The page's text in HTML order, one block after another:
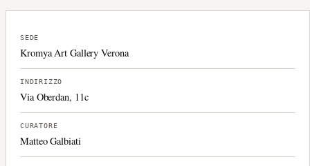
SEDE
Kromya Art Gallery Verona
INDIRIZZO
Via Oberdan, 11c
CURATORE
Matteo Galbiati